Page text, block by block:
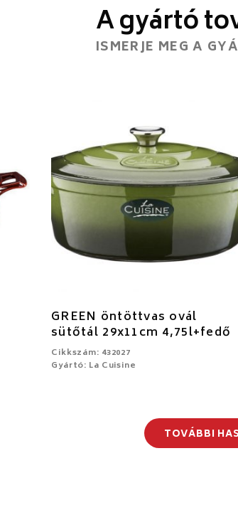
A gyártó
ISMERJE MEG A
GREEN öntöttvas ovál
sütőtál 29x11cm 4,75l+fedő
Cikkszám: 432027
Gyártó: La Cuisine
TOVÁBBI